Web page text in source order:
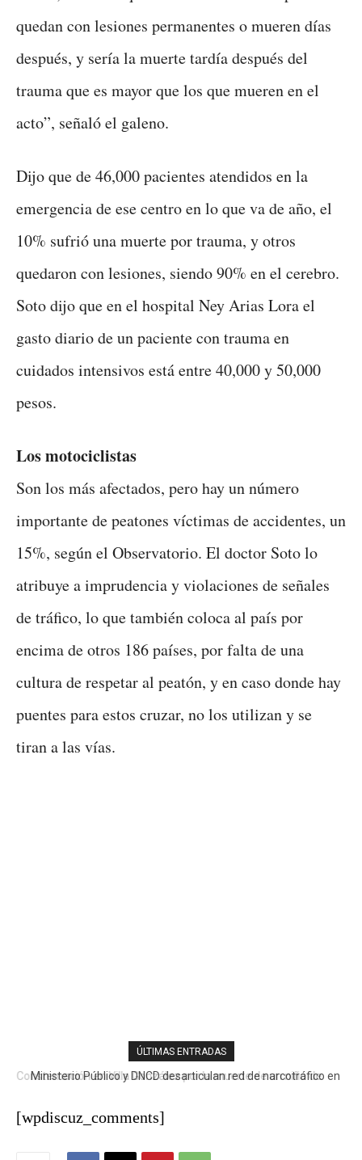
quedan con lesiones permanentes o mueren días
después, y sería la muerte tardía después del
trauma que es mayor que los que mueren en el
acto”, señaló el galeno.
Dijo que de 46,000 pacientes atendidos en la
emergencia de ese centro en lo que va de año, el
10% sufrió una muerte por trauma, y otros
quedaron con lesiones, siendo 90% en el cerebro.
Soto dijo que en el hospital Ney Arias Lora el
gasto diario de un paciente con trauma en
cuidados intensivos está entre 40,000 y 50,000
pesos.
Los motociclistas
Son los más afectados, pero hay un número
importante de peatones víctimas de accidentes, un
15%, según el Observatorio. El doctor Soto lo
atribuye a imprudencia y violaciones de señales
de tráfico, lo que también coloca al país por
encima de otros 186 países, por falta de una
cultura de respetar al peatón, y en caso donde hay
puentes para estos cruzar, no los utilizan y se
tiran a las vías.
ÚLTIMAS ENTRADAS
Ministerio Público y DNCD desarticulan red de narcotráfico en
[wpdiscuz_comments]